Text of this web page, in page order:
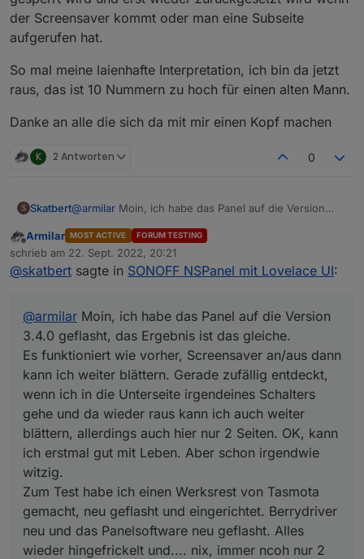
der Screensaver kommt oder man eine Subseite
aufgerufen hat.
So mal meine laienhafte Interpretation, ich bin da jetzt
raus, das ist 10 Nummern zu hoch für einen alten Mann.
Danke an alle die sich da mit mir einen Kopf machen
K 2 Antworten 0
S Skatbert@armilar Moin, ich habe das Panel auf die Version
Es funktioniert wie vorher, Screensaver an/aus dann
kann ich weiter blättern. Gerade zufällig entdeckt,
wenn ich in die Unterseite irgendeines Schalters gehe
gut mit Leben. Aber schon irgendwie witzig.
Zum Test habe ich einen Werksrest von Tasmota
gemacht, neu geflasht und eingerichtet. Berrydriver
neu und das Panelsoftware neu geflasht. Alles wieder
hingefrickelt und.... nix, immer ncoh nur 2 Seiten und
der Umweg über eine Unterseite.
Hier nochmal ein Screenshot von der
schaltet bloß nicht weiter.
Ich habe mir das jetzt nochmal genauer im Protokoll
angeschaut, Screensaver deaktivieren, Das Script lädt
die Seite und die dazugehörigen Aliase, erster Touch
auf den Pfeil, das Script lädt die nächste Seite mit den
nichts, auf der Tasmota-Console ist der Befehl wie
gesperrt wird und erst wieder zurückgesetzt wird
wenn der Screensaver kommt oder man eine Subseite
aufgerufen hat.
So mal meine laienhafte Interpretation, ich bin da jetzt
raus, das ist 10 Nummern zu hoch für einen alten
Offline
Armilar MOST ACTIVE FORUM TESTING
schrieb am 22. Sept. 2022, 20:21
zuletzt editiert von
@skatbert sagte in SONOFF NSPanel mit Lovelace UI:
@armilar Moin, ich habe das Panel auf die Version
3.4.0 geflasht, das Ergebnis ist das gleiche.
Es funktioniert wie vorher, Screensaver an/aus dann
kann ich weiter blättern. Gerade zufällig entdeckt,
wenn ich in die Unterseite irgendeines Schalters
gehe und da wieder raus kann ich auch weiter
blättern, allerdings auch hier nur 2 Seiten. OK, kann
ich erstmal gut mit Leben. Aber schon irgendwie
witzig.
Zum Test habe ich einen Werksrest von Tasmota
gemacht, neu geflasht und eingerichtet. Berrydriver
neu und das Panelsoftware neu geflasht. Alles
wieder hingefrickelt und.... nix, immer ncoh nur 2